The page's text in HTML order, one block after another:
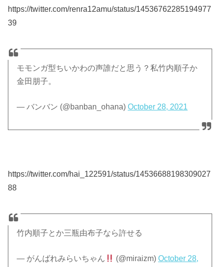
https://twitter.com/renra12amu/status/14536762285194977
39
モモンガ型ちいかわの声誰だと思う？私竹内順子か
金田朋子。
— バンバン (@banban_ohana)October 28, 2021
https://twitter.com/hai_122591/status/14536688198309027
88
竹内順子とか三瓶由布子なら許せる
— がんばれみらいちゃん (@miraizm) October 28,